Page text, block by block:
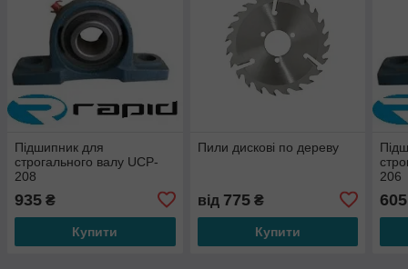
Підшипник для
строгального валу UCP-
208
935 ₴
Купити
Пили дискові по дереву
від 775₴
Купити
206
605